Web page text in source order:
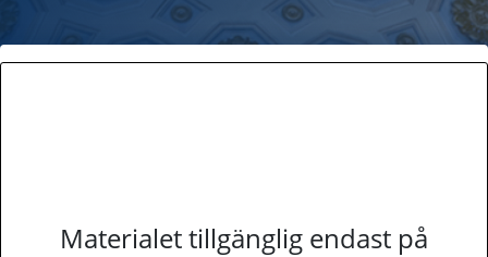
Materialet tillgänglig endast på